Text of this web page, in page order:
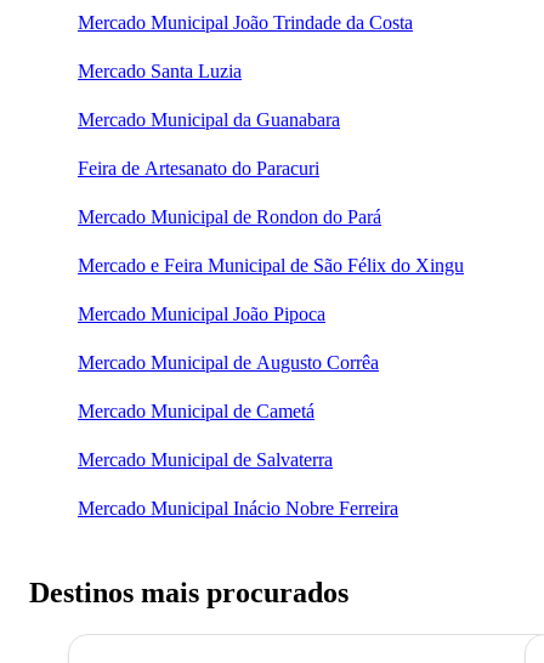
Mercado Municipal João Trindade da Costa
Mercado Santa Luzia
Mercado Municipal da Guanabara
Feira de Artesanato do Paracuri
Mercado Municipal de Rondon do Pará
Mercado e Feira Municipal de São Félix do Xingu
Mercado Municipal João Pipoca
Mercado Municipal de Augusto Corrêa
Mercado Municipal de Cametá
Mercado Municipal de Salvaterra
Mercado Municipal Inácio Nobre Ferreira
Destinos mais procurados